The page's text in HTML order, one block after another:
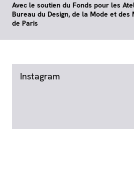
Avec le soutien du Fonds pour les
Bureau du Design, de la Mode et des
de Paris
Instagram